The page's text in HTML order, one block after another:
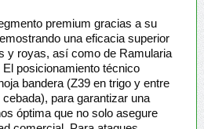
premium gracias a su
una eficacia superior
y royas, así como de Ramularia
posicionamiento técnico
bandera (Z39 en trigo y entre
para garantizar una
óptima que no solo asegure